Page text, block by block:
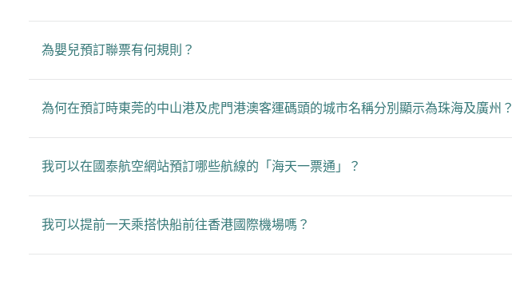
為嬰兒預訂聯票有何規則？
為何在預訂時東莞的中山港及虎門港澳客運碼頭的城市名稱分別顯示為珠海及廣州？
我可以在國泰航空網站預訂哪些航線的「海天一票通」？
我可以提前一天乘搭快船前往香港國際機場嗎？